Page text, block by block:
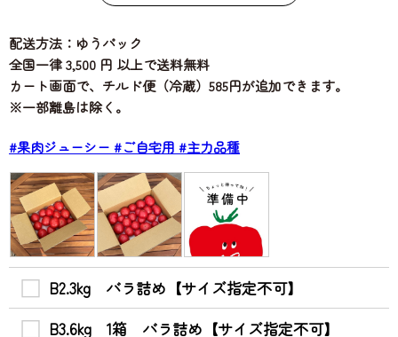
配送方法：ゆうパック
全国一律 3,500 円 以上で送料無料
カート画面で、チルド便（冷蔵）585円が追加できます。
※一部離島は除く。
#果肉ジューシー #ご自宅用 #主力品種
B2.3kg バラ詰め【サイズ指定不可】
B3.6kg 1箱 バラ詰め【サイズ指定不可】